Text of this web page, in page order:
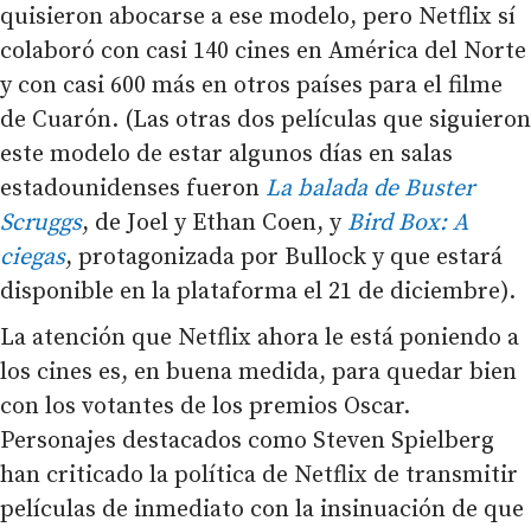
quisieron abocarse a ese modelo, pero Netflix sí
colaboró con casi 140 cines en América del Norte
y con casi 600 más en otros países para el filme
de Cuarón. (Las otras dos películas que siguieron
este modelo de estar algunos días en salas
estadounidenses fueron La balada de Buster
Scruggs, de Joel y Ethan Coen, y Bird Box: A
ciegas, protagonizada por Bullock y que estará
disponible en la plataforma el 21 de diciembre).
La atención que Netflix ahora le está poniendo a
los cines es, en buena medida, para quedar bien
con los votantes de los premios Oscar.
Personajes destacados como Steven Spielberg
han criticado la política de Netflix de transmitir
películas de inmediato con la insinuación de que